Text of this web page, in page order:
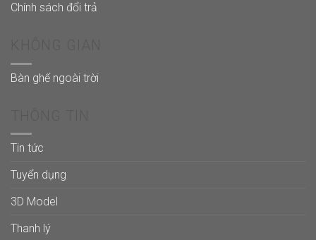
Chính sách đổi trả
Bàn ghế ngoài trời
Tin tức
Tuyển dụng
3D Model
Thanh lý